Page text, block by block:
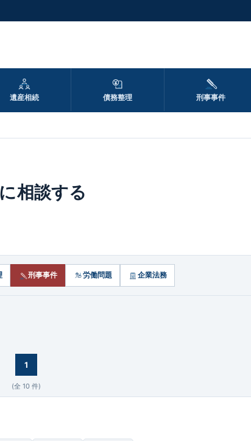
遺産相続 債務整理 刑事事件
相談する
刑事事件 労働問題 企業法務
1
(全 10 件)